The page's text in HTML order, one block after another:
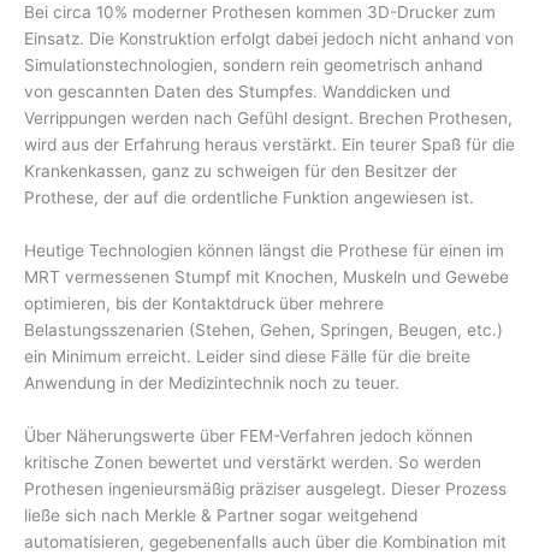
Bei circa 10% moderner Prothesen kommen 3D-Drucker zum
Einsatz. Die Konstruktion erfolgt dabei jedoch nicht anhand von
Simulationstechnologien, sondern rein geometrisch anhand
von gescannten Daten des Stumpfes. Wanddicken und
Verrippungen werden nach Gefühl designt. Brechen Prothesen,
wird aus der Erfahrung heraus verstärkt. Ein teurer Spaß für die
Krankenkassen, ganz zu schweigen für den Besitzer der
Prothese, der auf die ordentliche Funktion angewiesen ist.
Heutige Technologien können längst die Prothese für einen im
MRT vermessenen Stumpf mit Knochen, Muskeln und Gewebe
optimieren, bis der Kontaktdruck über mehrere
Belastungsszenarien (Stehen, Gehen, Springen, Beugen, etc.)
ein Minimum erreicht. Leider sind diese Fälle für die breite
Anwendung in der Medizintechnik noch zu teuer.
Über Näherungswerte über FEM-Verfahren jedoch können
kritische Zonen bewertet und verstärkt werden. So werden
Prothesen ingenieursmäßig präziser ausgelegt. Dieser Prozess
ließe sich nach Merkle & Partner sogar weitgehend
automatisieren, gegebenenfalls auch über die Kombination mit